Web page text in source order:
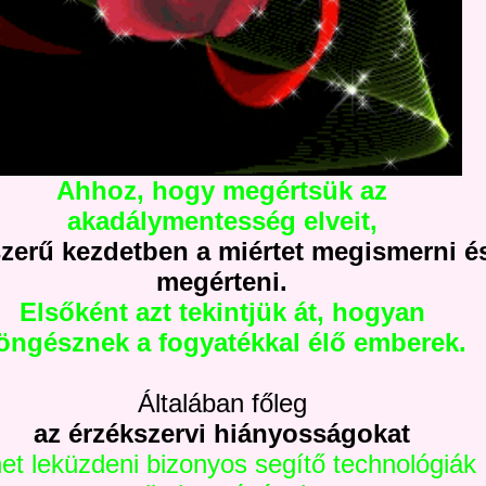
Ahhoz, hogy megértsük az
akadálymentesség elveit,
kezdetben a miértet megismerni
megérteni.
Elsőként azt tekintjük át, hogyan
a fogyatékkal élő emberek.
Általában főleg
az érzékszervi hiányosságokat
leküzdeni bizonyos segítő technológiák